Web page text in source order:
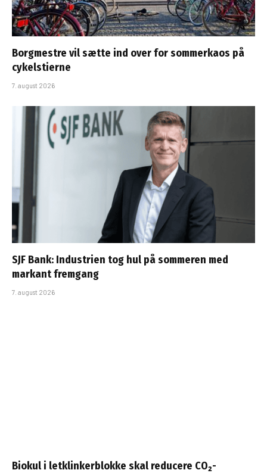
Borgmestre vil sætte ind over for sommerkaos på
cykelstierne
7. august 2026
SJF Bank: Industrien tog hul på sommeren med
markant fremgang
7. august 2026
Biokul i letklinkerblokke skal reducere CO₂-